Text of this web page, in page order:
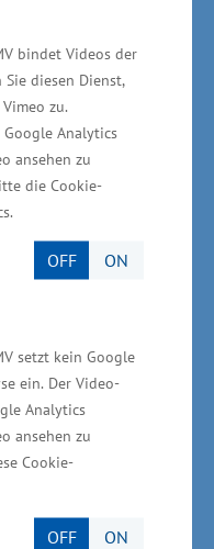
bindet Videos der
diesen Dienst,
zu.
Analytics
ansehen zu
die Cookie-
OFF ON
setzt kein Google
ein. Der Video-
Analytics
ansehen zu
Cookie-
OFF ON
die Diskussion
geführt werden
Es gibt einen
auch die
vor Ort
müssen Vorteile
forderte
weiteres Thema
der
Überblick